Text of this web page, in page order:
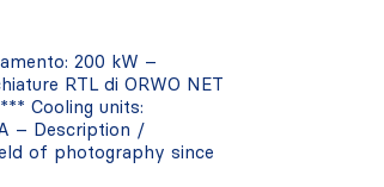
200 kW –
RTL di ORWO NET
Cooling units:
– Description /
of photography since